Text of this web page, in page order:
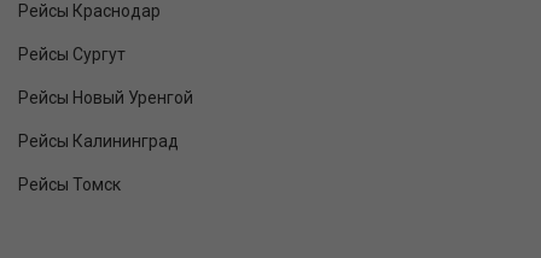
Рейсы Краснодар
Рейсы Сургут
Рейсы Новый Уренгой
Рейсы Калининград
Рейсы Томск